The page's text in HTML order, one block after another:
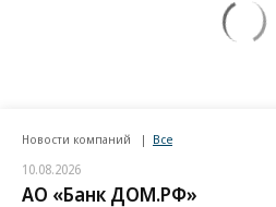
Новости компаний Все
10.08.2026
АО «Банк ДОМ.РФ»